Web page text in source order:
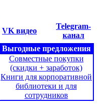
VK видео
Telegram-
канал
Выгодные предложения
Совместные покупки
(скидки + заработок)
Книги для корпоративной
библиотеки и для
сотрудников